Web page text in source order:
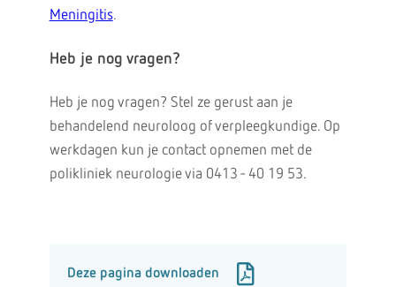
Meningitis.
Heb je nog vragen?
Heb je nog vragen? Stel ze gerust aan je
behandelend neuroloog of verpleegkundige. Op
werkdagen kun je contact opnemen met de
polikliniek neurologie via 0413 - 40 19 53.
Deze pagina downloaden